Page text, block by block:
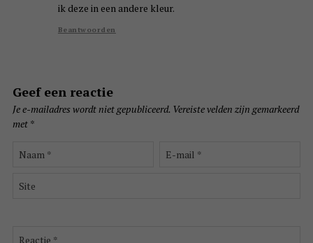
ik deze in een andere kleur.
Beantwoorden
Geef een reactie
Je e-mailadres wordt niet gepubliceerd. Vereiste velden zijn gemarkeerd
met *